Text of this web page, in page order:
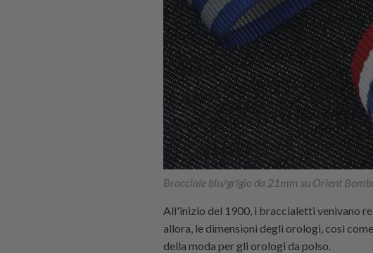
Bracciale blu/grigio da 21mm su Orient
All'inizio del 1900, i braccialetti venivano
allora, le dimensioni degli orologi, così
della moda per gli orologi da polso.